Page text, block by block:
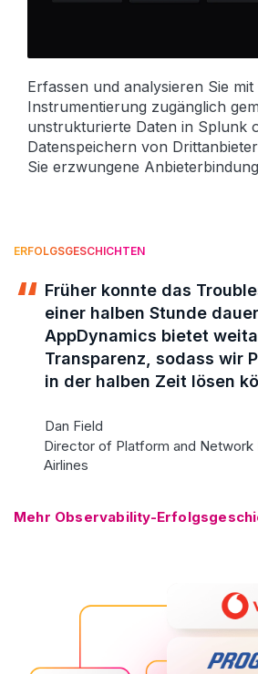
Erfassen und analysieren Sie
Instrumentierung zugänglich
unstrukturierte Daten in Splunk
Datenspeichern von
Sie erzwungene
ERFOLGSGESCHICHTEN
Früher konnte das
einer halben Stunde
AppDynamics bietet
Transparenz, sodass wir
in der halben Zeit lösen
Dan Field
Director of Platform and Network
Airlines
Mehr Observability-